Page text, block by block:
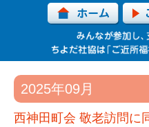
2025年09月
西神田町会 敬老訪問に